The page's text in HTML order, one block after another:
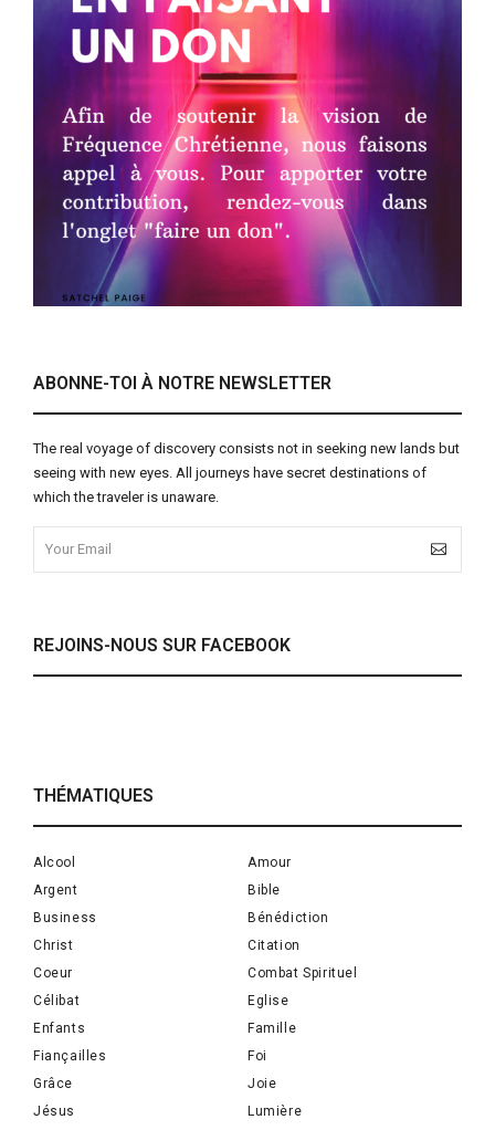
ABONNE-TOI À NOTRE NEWSLETTER
The real voyage of discovery consists not in seeking new lands but
seeing with new eyes. All journeys have secret destinations of
which the traveler is unaware.
REJOINS-NOUS SUR FACEBOOK
THÉMATIQUES
Alcool
Amour
Argent
Bible
Business
Bénédiction
Christ
Citation
Coeur
Combat Spirituel
Célibat
Eglise
Enfants
Famille
Fiançailles
Foi
Grâce
Joie
Jésus
Lumière